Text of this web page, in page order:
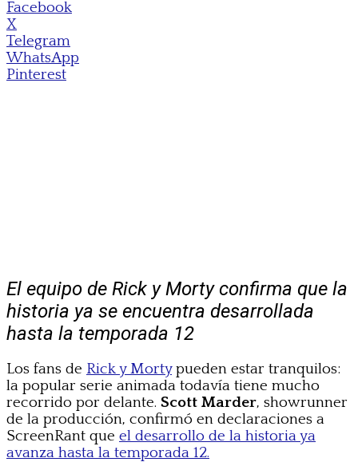
Facebook
X
Telegram
WhatsApp
Pinterest
El equipo de Rick y Morty confirma que la
historia ya se encuentra desarrollada
hasta la temporada 12
Los fans de Rick y Mortypueden estar tranquilos:
la popular serie animada todavía tiene mucho
recorrido por delante. Scott Marder, showrunner
de la producción, confirmó en declaraciones a
ScreenRant que el desarrollo de la historia ya
avanza hasta la temporada 12.